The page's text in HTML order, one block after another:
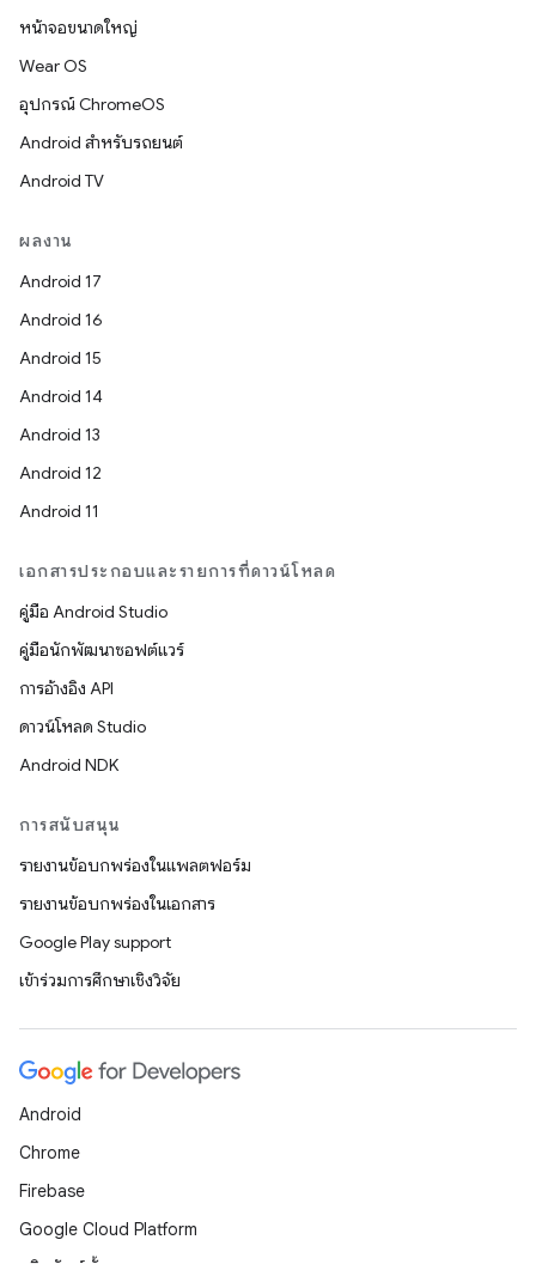
หน้าจอขนาดใหญ่
Wear OS
อุปกรณ์ ChromeOS
Android สำหรับรถยนต์
Android TV
ผลงาน
Android 17
Android 16
Android 15
Android 14
Android 13
Android 12
Android 11
เอกสารประกอบและรายการที่ดาวน์โหลด
คู่มือ Android Studio
คู่มือนักพัฒนาซอฟต์แวร์
การอ้างอิง API
ดาวน์โหลด Studio
Android NDK
การสนับสนุน
รายงานข้อบกพร่องในแพลตฟอร์ม
รายงานข้อบกพร่องในเอกสาร
Google Play support
เข้าร่วมการศึกษาเชิงวิจัย
Android
Chrome
Firebase
Google Cloud Platform